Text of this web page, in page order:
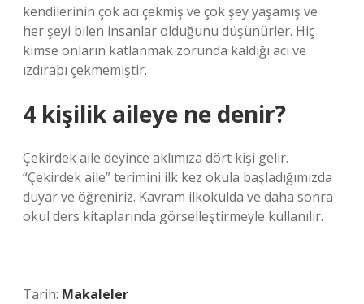
kendilerinin çok acı çekmiş ve çok şey yaşamış ve
her şeyi bilen insanlar olduğunu düşünürler. Hiç
kimse onların katlanmak zorunda kaldığı acı ve
ızdırabı çekmemiştir.
4 kişilik aileye ne denir?
Çekirdek aile deyince aklımıza dört kişi gelir.
“Çekirdek aile” terimini ilk kez okula başladığımızda
duyar ve öğreniriz. Kavram ilkokulda ve daha sonra
okul ders kitaplarında görselleştirmeyle kullanılır.
Tarih: Makaleler